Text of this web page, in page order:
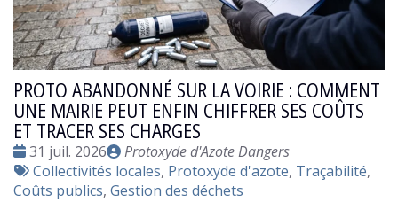
PROTO ABANDONNÉ SUR LA VOIRIE : COMMENT
UNE MAIRIE PEUT ENFIN CHIFFRER SES COÛTS
ET TRACER SES CHARGES
Date
:
31 juil. 2026
Publié
par
Protoxyde d'Azote Dangers
Tags
:
Collectivités locales, Protoxyde d'azote, Traçabilité,
Coûts publics, Gestion des déchets